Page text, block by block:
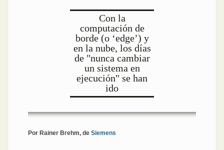
Con la
computación de
borde (o ‘edge’) y
en la nube, los días
de "nunca cambiar
un sistema en
ejecución" se han
ido
Por Rainer Brehm, de Siemens